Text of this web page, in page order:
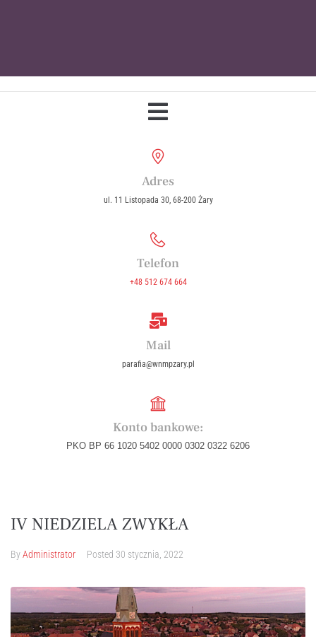
Adres
ul. 11 Listopada 30, 68-200 Żary
Telefon
+48 512 674 664
Mail
parafia@wnmpzary.pl
Konto bankowe:
PKO BP 66 1020 5402 0000 0302 0322 6206
IV NIEDZIELA ZWYKŁA
ByAdministrator Posted 30 stycznia, 2022